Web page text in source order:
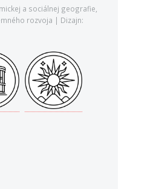
a sociálnej geografie,
rozvoja | Dizajn: